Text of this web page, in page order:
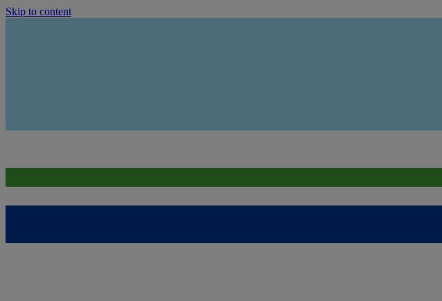
Skip to content